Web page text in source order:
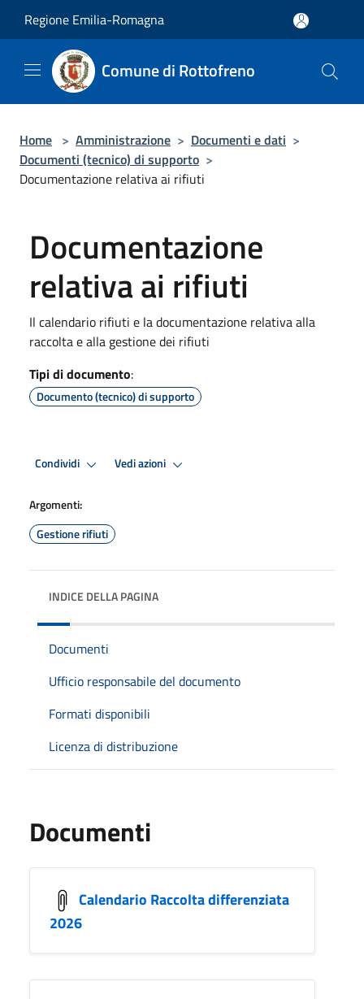
Regione Emilia-Romagna
Comune di Rottofreno
Home > Amministrazione > Documenti e dati >
Documenti (tecnico) di supporto >
Documentazione relativa ai rifiuti
Documentazione
relativa ai rifiuti
Il calendario rifiuti e la documentazione relativa alla
raccolta e alla gestione dei rifiuti
Tipi di documento:
Documento (tecnico) di supporto
Condividi Vedi azioni
Argomenti:
Gestione rifiuti
INDICE DELLA PAGINA
Documenti
Ufficio responsabile del documento
Formati disponibili
Licenza di distribuzione
Documenti
Calendario Raccolta differenziata
2026